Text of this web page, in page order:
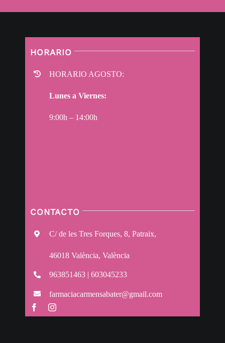
HORARIO
HORARIO AGOSTO:
Lunes a Viernes:
9:00h – 14:00h
CONTACTO
C/ de les Tres Forques, 8, Patraix,
46018 València, València
963851463 | 603045233
farmaciacarmensabater@gmail.com